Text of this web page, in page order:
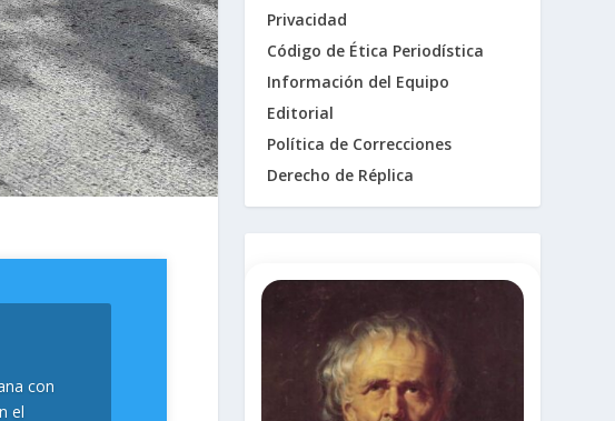
con
el
Privacidad
Código de Ética Periodística
Información del Equipo
Editorial
Política de Correcciones
Derecho de Réplica